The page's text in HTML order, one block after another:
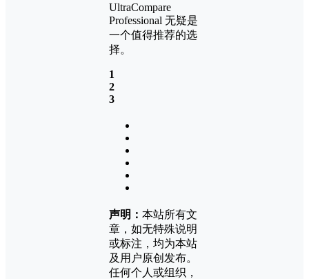
UltraCompare
Professional 无疑是
一个值得推荐的选
择。
1
2
3
声明： 本站所有文
章，如无特殊说明
或标注，均为本站
及用户原创发布。
任何个人或组织，